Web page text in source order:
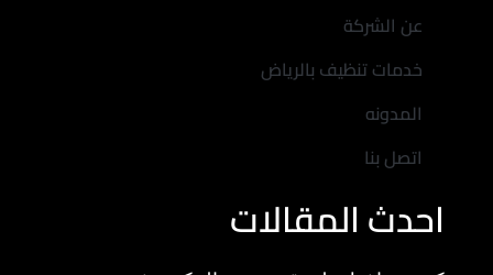
عن الشركة
خدمات تنظيف بالرياض
المدونه
اتصل بنا
احدث المقالات